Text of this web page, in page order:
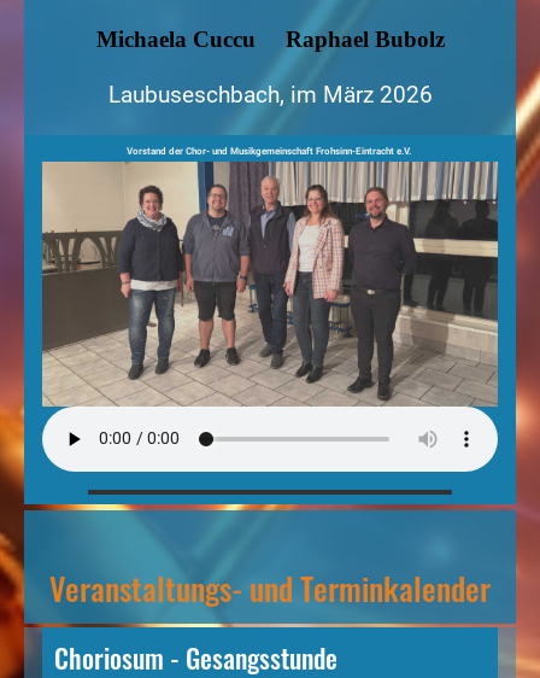
Michaela Cuccu Raphael Bubolz
Laubuseschbach, im März 2026
Vorstand der Chor- und Musikgemeinschaft Frohsinn-Eintracht e.V.
Veranstaltungs- und Terminkalender
Choriosum - Gesangsstunde